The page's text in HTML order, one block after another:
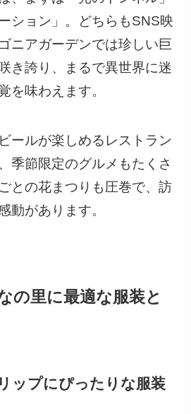
ション」。どちらもSNS映
ニアガーデンでは珍しい巨
き誇り、まるで異世界に迷
を味わえます。
ールが楽しめるレストラン
季節限定のグルメもたくさ
との花まつりも圧巻で、訪
動があります。
の里に最適な服装と
ップにぴったりな服装